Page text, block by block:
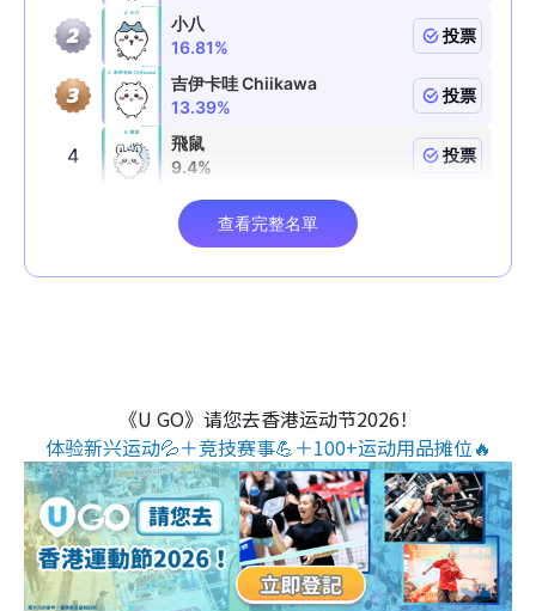
《U GO》请您去香港运动节2026！
体验新兴运动💦＋竞技赛事💪＋100+运动用品摊位🔥